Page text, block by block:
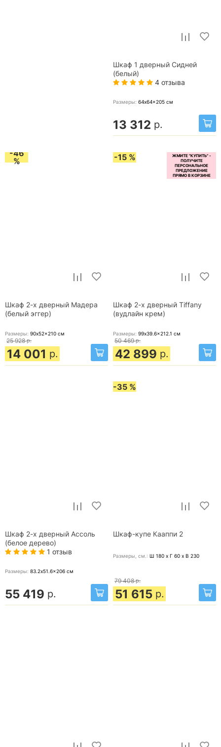
Шкаф 1 дверный Сидней
(белый)
4 отзыва
Размеры: 64x64x205 см
13 312 р.
-46
%
Шкаф 2-х дверный Мадера
(белый эггер)
Размеры: 90x52x210 см
25 928 р.
14 001 р.
-15 %
Шкаф 2-х дверный Tiffany
(вудлайн крем)
Размеры: 99x39.6x212.1 см
50 469 р.
42 899 р.
Шкаф 2-х дверный Ассоль
(белое дерево)
1 отзыв
Размеры: 83.2x51.6x206 см
55 419 р.
-35 %
Шкаф-купе Кааппи 2
Размеры, cм.: Ш 180 x Г 60 x В 230
79 408 р.
51 615 р.